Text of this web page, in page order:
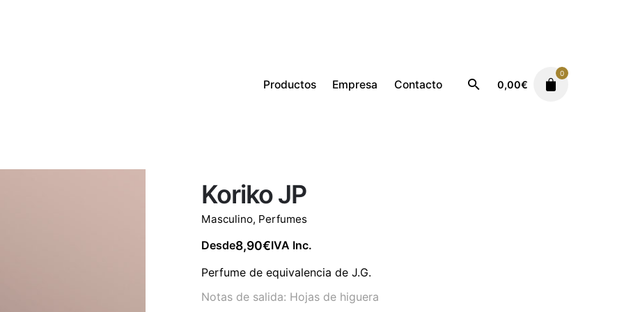
Productos Empresa Contacto 0,00€
0
Koriko JP
Masculino, Perfumes
Desde8,90€IVA Inc.
Perfume de equivalencia de J.G.
Notas de salida: Hojas de higuera